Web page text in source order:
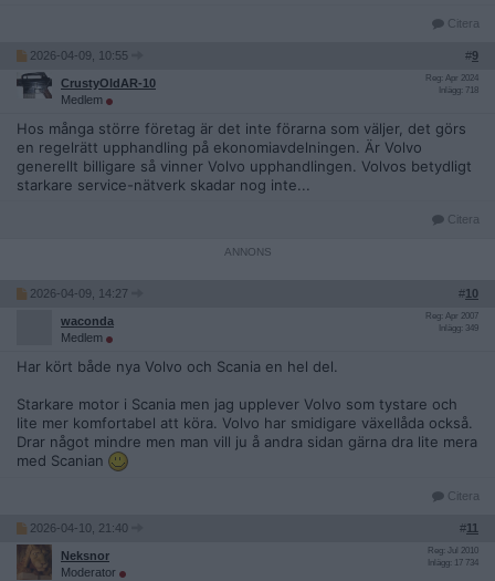
Citera
2026-04-09, 10:55 #9
CrustyOldAR-10
Medlem
Reg: Apr 2024
Inlägg: 718
Hos många större företag är det inte förarna som väljer, det görs
en regelrätt upphandling på ekonomiavdelningen. Är Volvo
generellt billigare så vinner Volvo upphandlingen. Volvos betydligt
starkare service-nätverk skadar nog inte...
Citera
2026-04-09, 14:27 #10
waconda
Medlem
Reg: Apr 2007
Inlägg: 349
Har kört både nya Volvo och Scania en hel del.
Starkare motor i Scania men jag upplever Volvo som tystare och
lite mer komfortabel att köra. Volvo har smidigare växellåda också.
Drar något mindre men man vill ju å andra sidan gärna dra lite mera
med Scanian
Citera
2026-04-10, 21:40 #11
Neksnor
Moderator
Reg: Jul 2010
Inlägg: 17 734